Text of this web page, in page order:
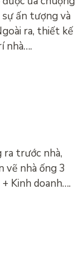
ấn tượng và
ra, thiết kế
nhà….
trước nhà,
vẽ nhà ống 3
Kinh doanh….